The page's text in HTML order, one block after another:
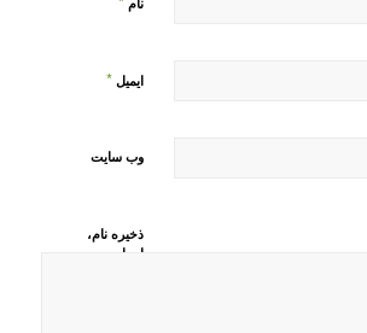
ایمیل *
وب‌ سایت
ذخیره نام،
ایمیل و